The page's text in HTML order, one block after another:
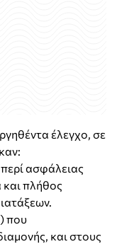
έλεγχο, σε
ασφάλειας
πλήθος
που
και στους